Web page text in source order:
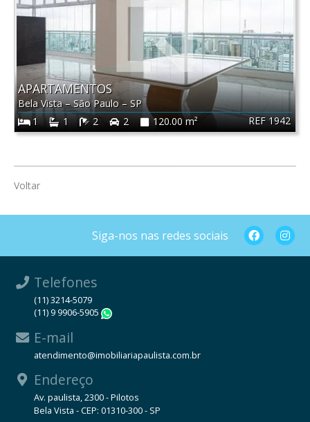
REF 1942
APARTAMENTOS
Bela Vista–São Paulo– SP
1
1 2 2 120.00 m²
Voltar
Siga-nos nas redes sociais
Telefones
(11) 3214-5079
(11) 9 9906-5905
E-mail
atendimento@imobiliariapaulista.com.br
Endereço
Av. paulista, 2300 - Pilotos
Bela Vista - CEP: 01310-300 - SP